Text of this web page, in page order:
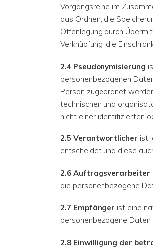
Vorgangsreihe im
das Ordnen, die
Offenlegung durch
Verknüpfung, die
2.4 Pseudonymisierung
personenbezogenen
Person zugeordnet
technischen und
nicht einer identifizierten
2.5 Verantwortlicher ist
entscheidet und diese
2.6 Auftragsverarbeiter
die personenbezogene
2.7 Empfänger ist eine
personenbezogene
2.8 Einwilligung der